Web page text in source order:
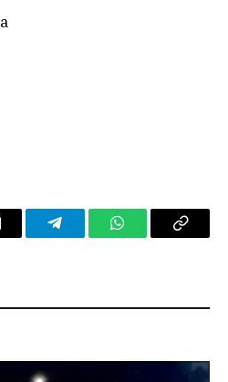
TelegramWhatsAppCopy